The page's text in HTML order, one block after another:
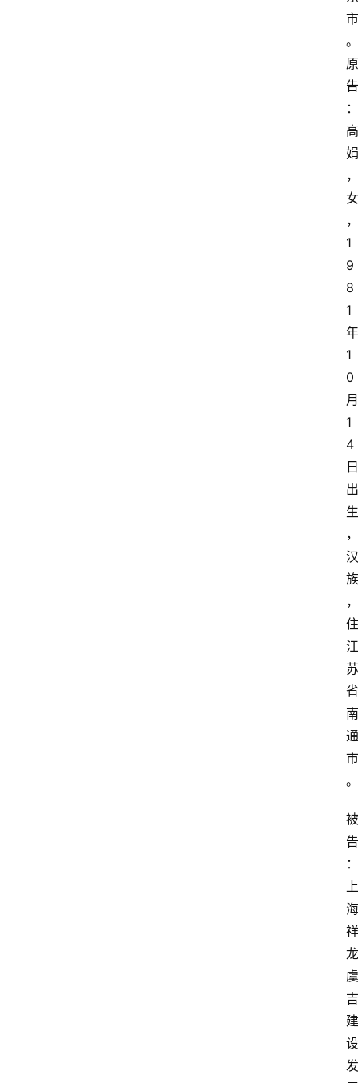
市
。
原
告
：
高
娟
，
女
，
1
9
8
1
年
1
0
月
1
4
日
出
生
，
汉
族
，
住
江
苏
省
南
通
市
。
被
告
：
上
海
祥
龙
虞
吉
建
设
发